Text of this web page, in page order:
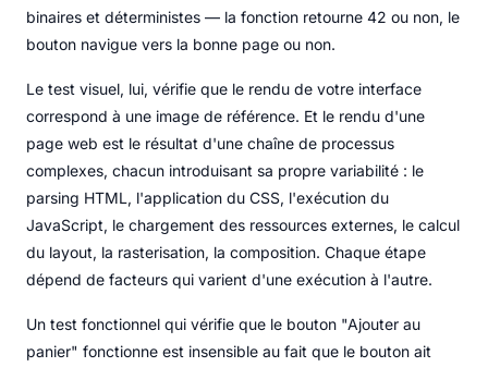
binaires et déterministes — la fonction retourne 42 ou non, le
bouton navigue vers la bonne page ou non.
Le test visuel, lui, vérifie que le rendu de votre interface
correspond à une image de référence. Et le rendu d'une
page web est le résultat d'une chaîne de processus
complexes, chacun introduisant sa propre variabilité : le
parsing HTML, l'application du CSS, l'exécution du
JavaScript, le chargement des ressources externes, le calcul
du layout, la rasterisation, la composition. Chaque étape
dépend de facteurs qui varient d'une exécution à l'autre.
Un test fonctionnel qui vérifie que le bouton "Ajouter au
panier" fonctionne est insensible au fait que le bouton ait